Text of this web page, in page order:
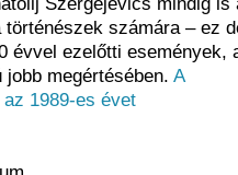
számára – ez
évvel ezelőtti események,
megértésében. A
1989-es évet